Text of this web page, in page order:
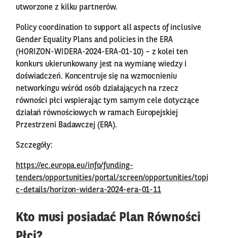
utworzone z kilku partnerów.
Policy coordination to support all aspects of inclusive
Gender Equality Plans and policies in the ERA
(HORIZON-WIDERA-2024-ERA-01-10) – z kolei ten
konkurs ukierunkowany jest na wymianę wiedzy i
doświadczeń. Koncentruje się na wzmocnieniu
networkingu wśród osób działających na rzecz
równości płci wspierając tym samym cele dotyczące
działań równościowych w ramach Europejskiej
Przestrzeni Badawczej (ERA).
Szczegóły:
https://ec.europa.eu/info/funding-
tenders/opportunities/portal/screen/opportunities/topi
c-details/horizon-widera-2024-era-01-11
Kto musi posiadać Plan Równości